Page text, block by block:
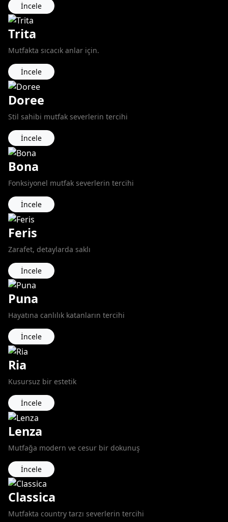
İncele
Trita
Mutfakta sıcacık anlar için.
İncele
Doree
Stil sahibi mutfak severlerin tercihi
İncele
Bona
Fonksiyonel mutfak severlerin tercihi
İncele
Feris
Zarafet, detaylarda saklı
İncele
Puna
Hayatına canlılık katanların tercihi
İncele
Ria
Kusursuz bir estetik
İncele
Lenza
Mutfağa modern ve cesur bir dokunuş
İncele
Classica
Mutfakta country tarzı severlerin tercihi